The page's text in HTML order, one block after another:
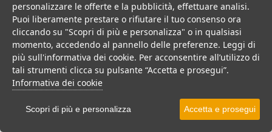
Villaggio a Vieste, con piscina e animazione, ideale per famiglie
con bambini.
Villaggio Hotel
VEDI SU MAPPA
personalizzare le offerte e la pubblicità, effettuare analisi.
Puoi liberamente prestare o rifiutare il tuo consenso ora
cliccando su "Scopri di più e personalizza" o in qualsiasi
momento, accedendo al pannello delle preferenze. Leggi di
più sull'informativa dei cookie. Per acconsentire all’utilizzo di
tali strumenti clicca su pulsante “Accetta e prosegui”.
Informativa dei cookie
Scopri di più e personalizza Accetta e prosegui